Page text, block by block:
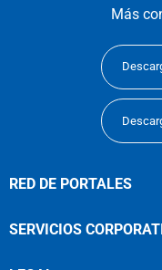
Más
RED DE PORTALES
SERVICIOS